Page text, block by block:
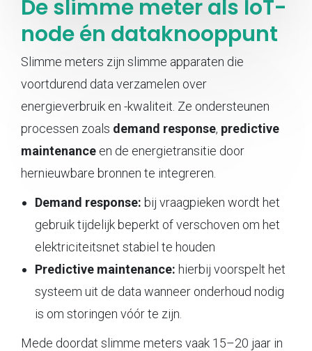
De slimme meter als IoT-
node én dataknooppunt
Slimme meters zijn slimme apparaten die
voortdurend data verzamelen over
energieverbruik en -kwaliteit. Ze ondersteunen
processen zoals demand response, predictive
maintenance en de energietransitie door
hernieuwbare bronnen te integreren.
Demand response: bij vraagpieken wordt het
gebruik tijdelijk beperkt of verschoven om het
elektriciteitsnet stabiel te houden
Predictive maintenance: hierbij voorspelt het
systeem uit de data wanneer onderhoud nodig
is om storingen vóór te zijn.
Mede doordat slimme meters vaak 15–20 jaar in